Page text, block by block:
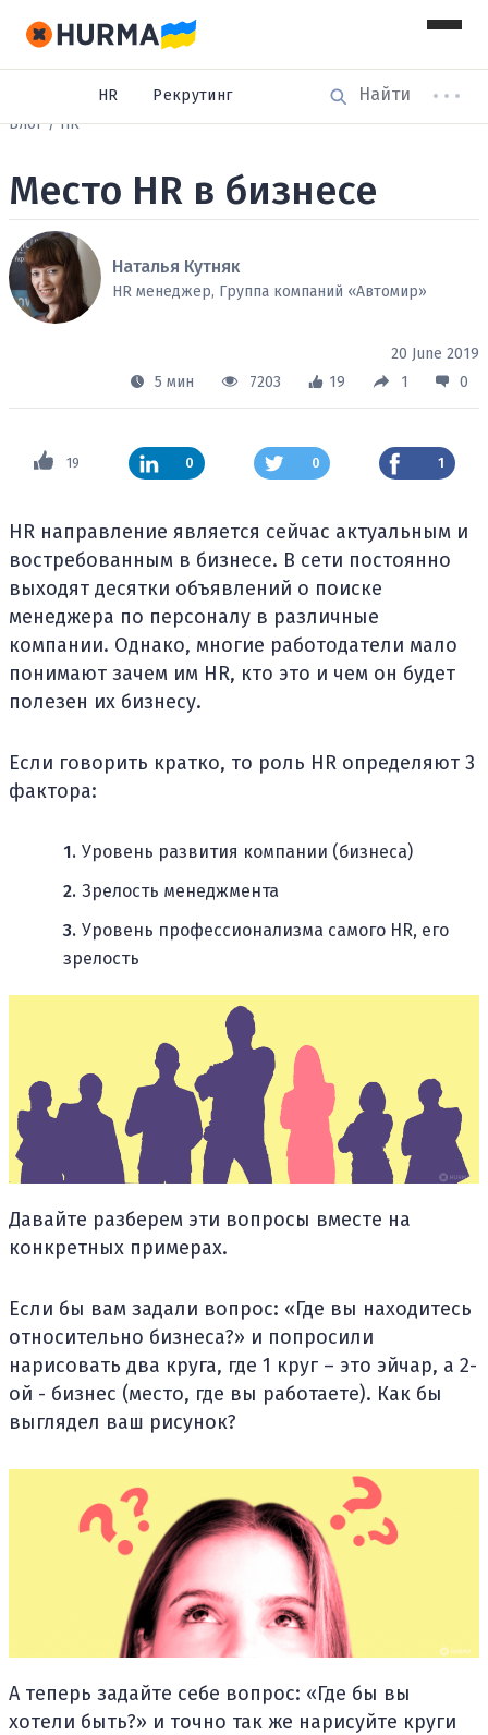
HR
Рекрутинг
Блог
HR
Место HR в бизнесе
Наталья Кутняк
HR менеджер, Группа компаний «Автомир»
20 June 2019
5 мин
7203 19 1 0
19 0 0 1
HR направление является сейчас актуальным и
востребованным в бизнесе. В сети постоянно
выходят десятки объявлений о поиске
менеджера по персоналу в различные
компании. Однако, многие работодатели мало
понимают зачем им HR, кто это и чем он будет
полезен их бизнесу.
Если говорить кратко, то роль HR определяют 3
фактора:
Уровень развития компании (бизнеса)
Зрелость менеджмента
Уровень профессионализма самого HR, его
зрелость
Давайте разберем эти вопросы вместе на
конкретных примерах.
Если бы вам задали вопрос: «Где вы находитесь
относительно бизнеса?» и попросили
нарисовать два круга, где 1 круг – это эйчар, а 2-
ой - бизнес (место, где вы работаете). Как бы
выглядел ваш рисунок?
А теперь задайте себе вопрос: «Где бы вы
хотели быть?» и точно так же нарисуйте круги